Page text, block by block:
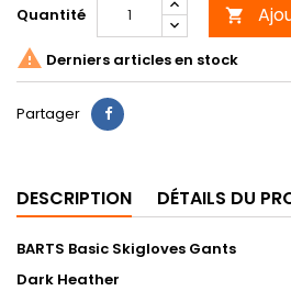
Quantité 
 Derniers articles en stock
Partager
DESCRIPTION DÉTAILS DU
BARTS Basic Skigloves Gants
Dark Heather